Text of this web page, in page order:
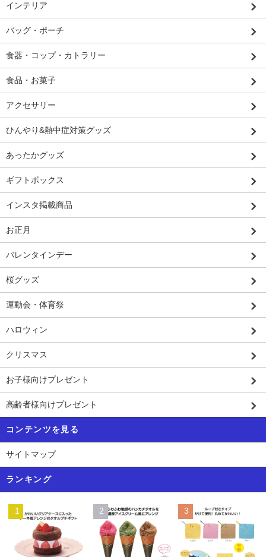
インテリア
バッグ・ポーチ
食器・コップ・カトラリー
食品・お菓子
アクセサリー
ひんやり&熱中症対策グッズ
あったかグッズ
ギフトボックス
インスタ掲載商品
お正月
バレンタインデー
桜グッズ
運動会・体育祭
ハロウィン
クリスマス
お子様向けプレゼント
高齢者様向けプレゼント
コンテンツを見る
サイトマップ
ランキング
1 2 3